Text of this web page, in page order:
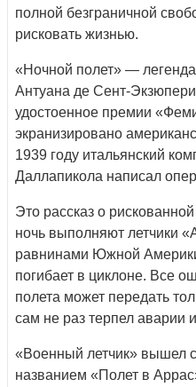
полной безграничной
рисковать жизнью.
«Ночной полет» —
Антуана де Сент-
удостоенное премии
экранизировано
1939 году итальянский
Даллапикола написал
Это рассказ о
ночь выполняют летчики
равнинами Южной
погибает в циклоне. Все
полета может передать
сам не раз терпел аварии
«Военный летчик» вышел
названием «Полет в